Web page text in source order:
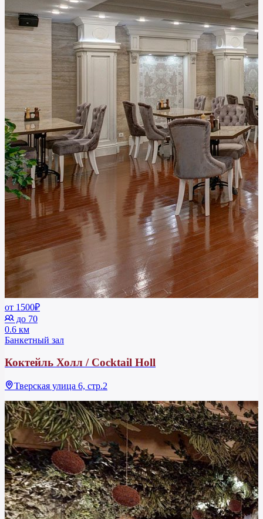
от 1500₽
до 70
0.6 км
Банкетный зал
Коктейль Холл / Cocktail Holl
Тверская улица 6, стр.2